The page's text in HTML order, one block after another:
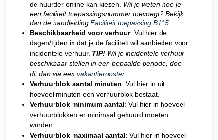
de huurder online kan kiezen. Wil je weten hoe je
een faciliteit toepassingsnummer toevoegt? Bekijk
dan de handleiding Faciliteit toepassing B115.
Beschikbaarheid voor verhuur: Vul hier de
dagen/tijden in dat je de faciliteit wil aanbieden voor
incidentele verhuur. TIP! Wil je incidentele verhuur
beschikbaar stellen in een bepaalde periode, doe
dit dan via een vakantierooster.
Verhuurblok aantal minuten: Vul hier in uit
hoeveel minuten een verhuurblok bestaat.
Verhuurblok minimum aantal: Vul hier in hoeveel
verhuurblokken er minimaal gehuurd moeten
worden.
Verhuurblok maximaal aantal: Vul hier in hoeveel